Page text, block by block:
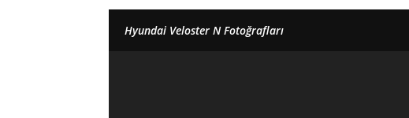
Hyundai Veloster N Fotoğrafları